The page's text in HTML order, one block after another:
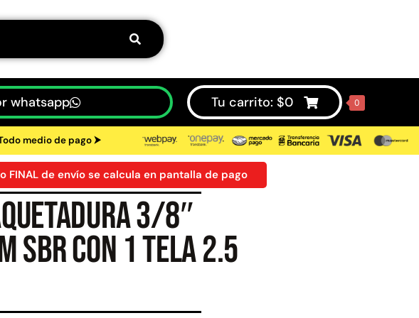
whatsapp Tu carrito: $0 0
medio de pago ⮞
FINAL de envío se calcula en pantalla de pago
3/8″
SBR con 1 tela 2.5
50%